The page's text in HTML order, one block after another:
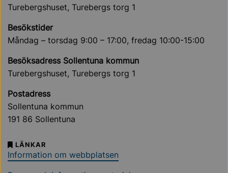
Turebergshuset, Turebergs torg 1
Besökstider
Måndag – torsdag 9:00 – 17:00, fredag 10:00-15:00
Besöksadress Sollentuna kommun
Turebergshuset, Turebergs torg 1
Postadress
Sollentuna kommun
191 86 Sollentuna
LÄNKAR
Information om webbplatsen